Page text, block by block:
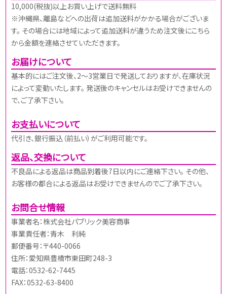
10,000(税抜)以上お買い上げで送料無料
※沖縄県、離島などへの出荷は追加送料がかかる場合がございま
す。 その場合には地域によって追加送料が違うため注文後にこちら
から金額を連絡させていただきます。
お届けについて
基本的にはご注文後、2～3営業日で発送しておりますが、在庫状況
によって変動いたします。 発送後のキャンセルはお受けできませんの
で、ご了承下さい。
お支払いについて
代引き、銀行振込（前払い）がご利用可能です。
返品、交換について
不良品による返品は商品到着後7日以内にご連絡下さい。 その他、
お客様の都合による返品はお受けできませんのでご了承下さい。
お問合せ情報
事業者名：株式会社パブリック美容商事
事業責任者：青木 利純
郵便番号：〒440-0066
住所：愛知県豊橋市東田町248-3
電話：0532-62-7445
FAX：0532-63-8400